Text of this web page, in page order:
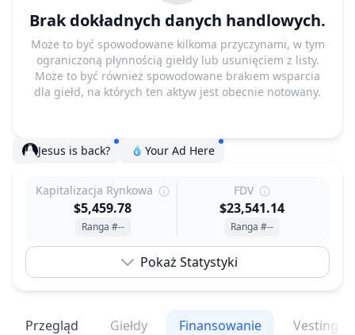
Brak dokładnych danych handlowych.
Może to być spowodowane kilkoma przyczynami, w tym
ograniczoną płynnością giełdy lub usunięciem z listy.
Może to być również spowodowane brakiem wsparcia
dla giełd, na których ten aktyw jest obecnie notowany.
Jesus is back? Your Ad Here
Kapitalizacja Rynkowa
$5,459.78
Ranga #--
FDV
$23,541.14
Ranga #--
Pokaż Statystyki
Przegląd Giełdy Finansowanie Vesting